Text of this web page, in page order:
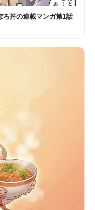
ろ丼の連載マンガ第1話